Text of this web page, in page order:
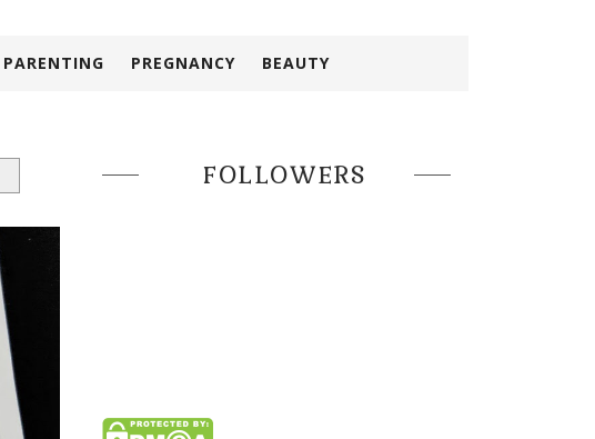
PARENTING PREGNANCY BEAUTY
FOLLOWERS